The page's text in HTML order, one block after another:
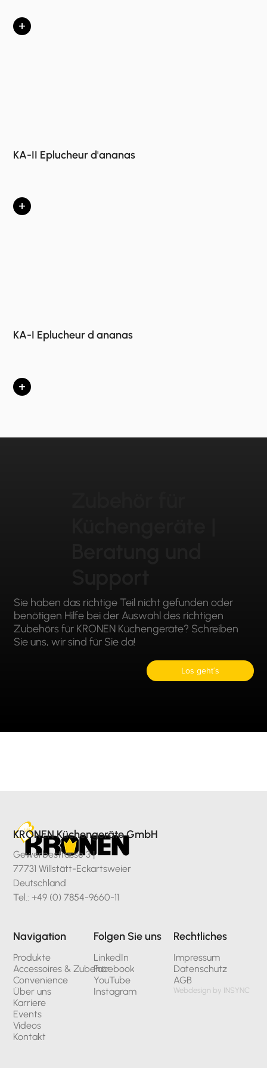
+
KA-II Eplucheur d'ananas
+
KA-I Eplucheur d ananas
+
Sie haben das richtige Teil nicht gefunden oder
benötigen Hilfe bei der Auswahl des richtigen
Zubehörs für KRONEN Küchengeräte? Schreiben
Sie uns, wir sind für Sie da!
Los geht´s
KRONEN Küchengeräte GmbH
Gewerbestrasse 3 |
77731 Willstätt-Eckartsweier
Deutschland
Tel.: +49 (0) 7854-9660-11
Navigation
Produkte
Accessoires & Zubehör
Convenience
Über uns
Karriere
Events
Videos
Kontakt
Folgen Sie uns
LinkedIn
Facebook
YouTube
Instagram
Rechtliches
Impressum
Datenschutz
AGB
Webdesign by INSYNC